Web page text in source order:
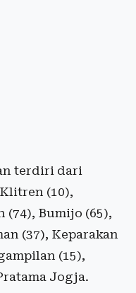
terdiri dari
(10),
Bumijo (65),
(37), Keparakan
(15),
Jogja.